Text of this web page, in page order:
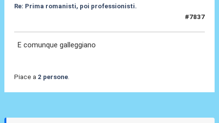
Re: Prima romanisti, poi professionisti.
#7837
E comunque galleggiano
Piace a 2 persone.